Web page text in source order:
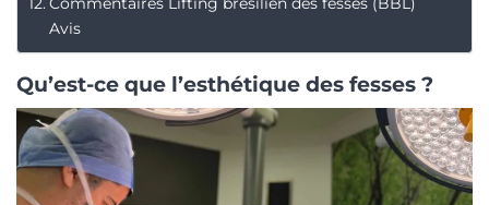
Avis
Qu’est-ce que l’esthétique des fesses ?